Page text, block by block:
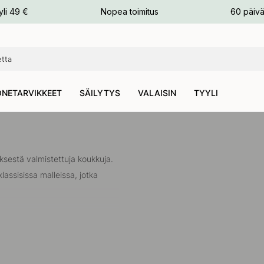
49 € Nopea toimitus 60
SÄILYTYS VALAISIN TYYLI
valmistettuja koukkuja.
malleissa, jotka